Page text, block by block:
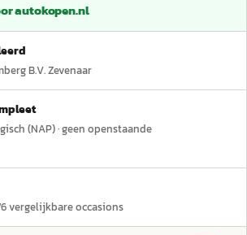
autokopen.nl
B.V. Zevenaar
(NAP)· geen openstaande
vergelijkbare occasions